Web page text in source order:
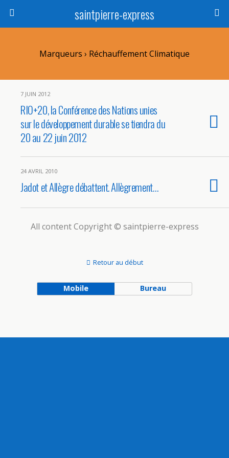
saintpierre-express
Marqueurs › Réchauffement Climatique
7 JUIN 2012
RIO+20, la Conférence des Nations unies
sur le développement durable se tiendra du
20 au 22 juin 2012
24 AVRIL 2010
Jadot et Allègre débattent. Allègrement…
All content Copyright © saintpierre-express
Retour au début
Mobile Bureau